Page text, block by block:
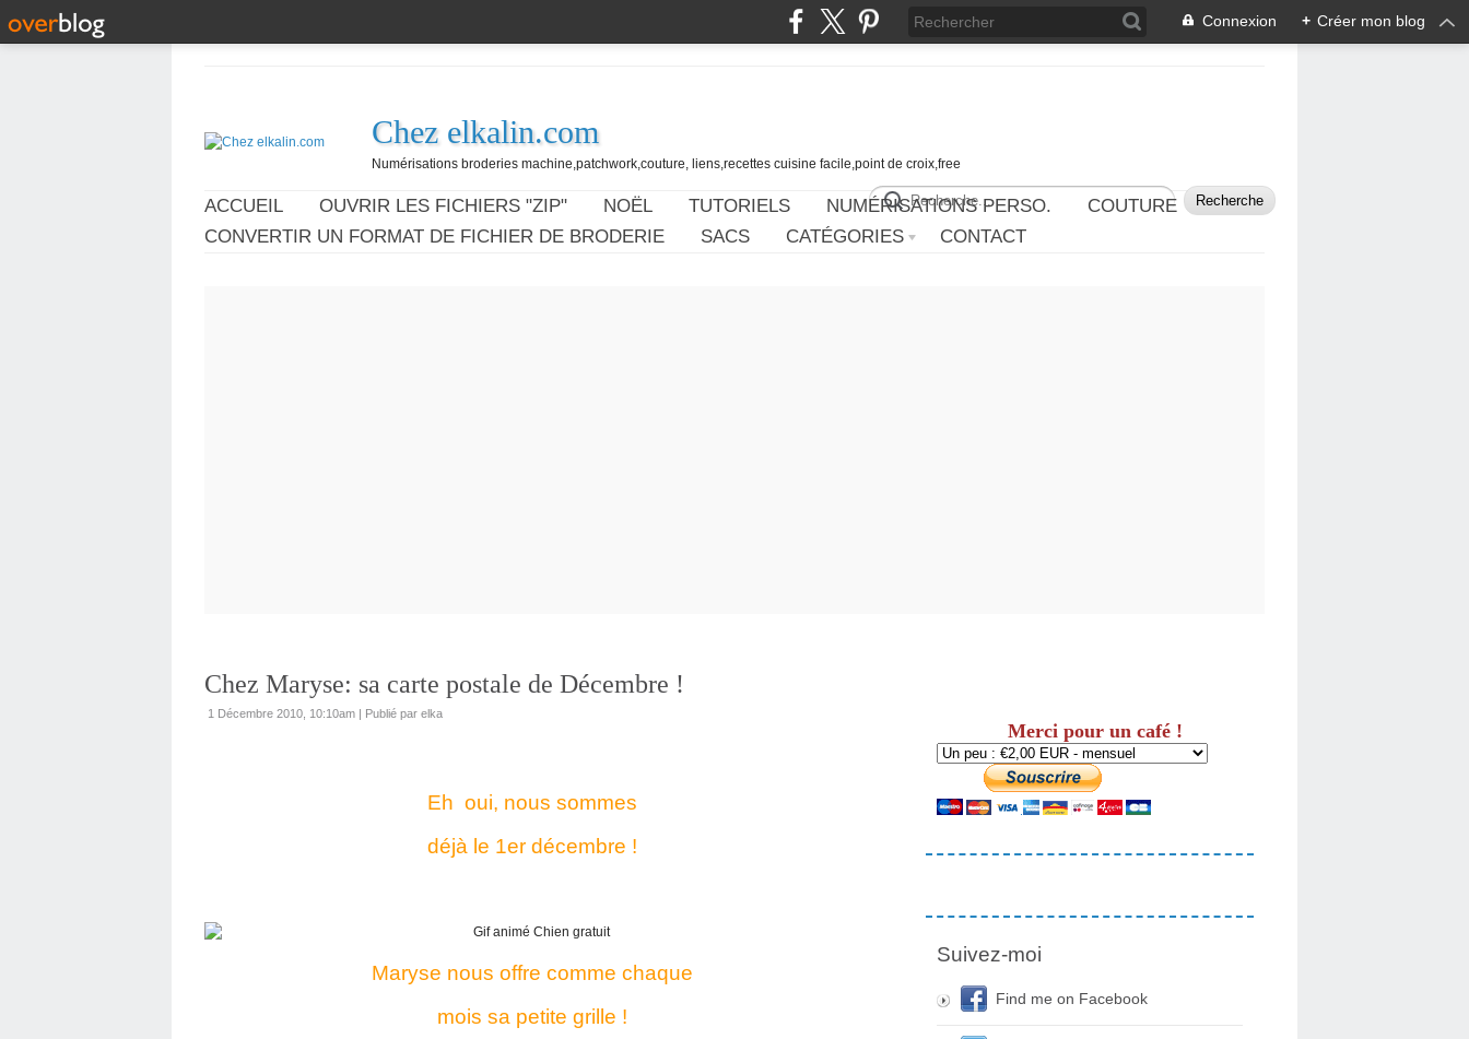
Connexion + Créer mon blog
Chez elkalin.com
Numérisations broderies machine,patchwork,couture, liens,recettes cuisine facile,point de croix,free
ACCUEIL OUVRIR LES FICHIERS "ZIP" NOËL TUTORIELS NUMÉRISATIONS PERSO.
COUTURE
CONVERTIR UN FORMAT DE FICHIER DE BRODERIE
SACS CATÉGORIES CONTACT
Chez Maryse: sa carte postale de Décembre !
1 Décembre 2010, 10:10am | Publié par elka
Eh oui, nous sommes
déjà le 1er décembre !
Maryse nous offre comme chaque
mois sa petite grille !
Merci pour un café !
Suivez-moi
Find me on Facebook